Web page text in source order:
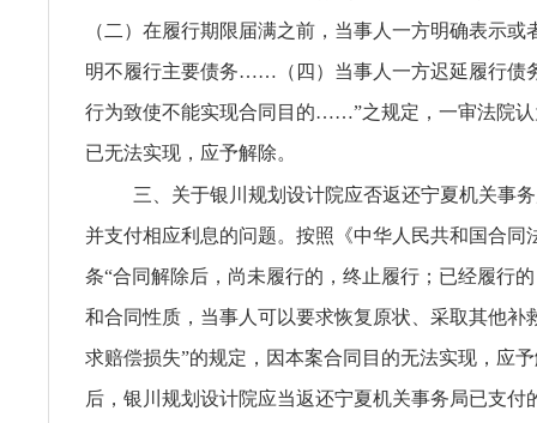
（二）在履行期限届满之前，当事人一方明确表示或
明不履行主要债务……（四）当事人一方迟延履行债
行为致使不能实现合同目的……”之规定，一审法院
已无法实现，应予解除。
三、关于银川规划设计院应否返还宁夏机关事
并支付相应利息的问题。按照《中华人民共和国合同
条“合同解除后，尚未履行的，终止履行；已经履行
和合同性质，当事人可以要求恢复原状、采取其他补
求赔偿损失”的规定，因本案合同目的无法实现，应
后，银川规划设计院应当返还宁夏机关事务局已支付